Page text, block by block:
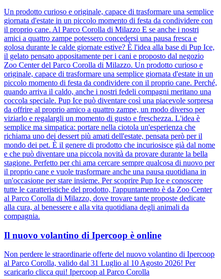
Un prodotto curioso e originale, capace di trasformare una semplice
giornata d'estate in un piccolo momento di festa da condividere con
il proprio cane. Al Parco Corolla di Milazzo E se anche i nostri
amici a quattro zampe potessero concedersi una pausa fresca e
golosa durante le calde giornate estive? È l'idea alla base di Pup Ice,
il gelato pensato appositamente per i cani e proposto dal negozio
Zoo Center del Parco Corolla di Milazzo. Un prodotto curioso e
originale, capace di trasformare una semplice giornata d'estate in un
piccolo momento di festa da condividere con il proprio cane. Perché,
quando arriva il caldo, anche i nostri fedeli compagni meritano una
coccola speciale. Pup Ice può diventare così una piacevole sorpresa
da offrire al proprio amico a quattro zampe, un modo diverso per
viziarlo e regalargli un momento di gusto e freschezza. L'idea è
semplice ma simpatica: portare nella ciotola un'esperienza che
richiama uno dei dessert più amati dell'estate, pensata però per il
mondo dei pet. È il genere di prodotto che incuriosisce già dal nome
e che può diventare una piccola novità da provare durante la bella
stagione. Perfetto per chi ama cercare sempre qualcosa di nuovo per
il proprio cane e vuole trasformare anche una pausa quotidiana in
un'occasione per stare insieme. Per scoprire Pup Ice e conoscere
tutte le caratteristiche del prodotto, l'appuntamento è da Zoo Center
al Parco Corolla di Milazzo, dove trovare tante proposte dedicate
alla cura, al benessere e alla vita quotidiana degli animali da
compagnia.
Il nuovo volantino di Ipercoop è online
Non perdere le straordinarie offerte del nuovo volantino di Ipercoop
al Parco Corolla, valido dal 31 Luglio al 10 Agosto 2026! Per
scaricarlo clicca qui! Ipercoop al Parco Corolla